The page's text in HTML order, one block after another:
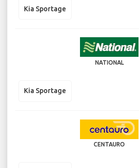
Kia Sportage
NATIONAL
Kia Sportage
CENTAURO